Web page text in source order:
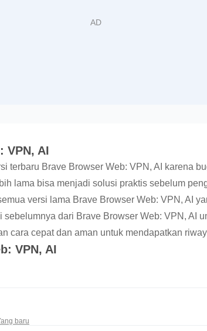
VPN, AI
terbaru Brave Browser Web: VPN, AI karena
lama bisa menjadi solusi praktis sebelum
versi lama Brave Browser Web: VPN, AI
dari Brave Browser Web: VPN, AI
cara cepat dan aman untuk mendapatkan
VPN, AI
baru